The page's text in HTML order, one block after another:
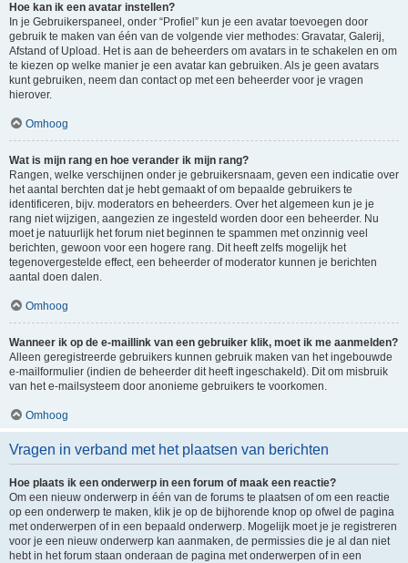
Hoe kan ik een avatar instellen?
In je Gebruikerspaneel, onder “Profiel” kun je een avatar toevoegen door
gebruik te maken van één van de volgende vier methodes: Gravatar, Galerij,
Afstand of Upload. Het is aan de beheerders om avatars in te schakelen en om
te kiezen op welke manier je een avatar kan gebruiken. Als je geen avatars
kunt gebruiken, neem dan contact op met een beheerder voor je vragen
hierover.
Omhoog
Wat is mijn rang en hoe verander ik mijn rang?
Rangen, welke verschijnen onder je gebruikersnaam, geven een indicatie over
het aantal berchten dat je hebt gemaakt of om bepaalde gebruikers te
identificeren, bijv. moderators en beheerders. Over het algemeen kun je je
rang niet wijzigen, aangezien ze ingesteld worden door een beheerder. Nu
moet je natuurlijk het forum niet beginnen te spammen met onzinnig veel
berichten, gewoon voor een hogere rang. Dit heeft zelfs mogelijk het
tegenovergestelde effect, een beheerder of moderator kunnen je berichten
aantal doen dalen.
Omhoog
Wanneer ik op de e-maillink van een gebruiker klik, moet ik me aanmelden?
Alleen geregistreerde gebruikers kunnen gebruik maken van het ingebouwde
e-mailformulier (indien de beheerder dit heeft ingeschakeld). Dit om misbruik
van het e-mailsysteem door anonieme gebruikers te voorkomen.
Omhoog
Vragen in verband met het plaatsen van berichten
Hoe plaats ik een onderwerp in een forum of maak een reactie?
Om een nieuw onderwerp in één van de forums te plaatsen of om een reactie
op een onderwerp te maken, klik je op de bijhorende knop op ofwel de pagina
met onderwerpen of in een bepaald onderwerp. Mogelijk moet je je registreren
voor je een nieuw onderwerp kan aanmaken, de permissies die je al dan niet
hebt in het forum staan onderaan de pagina met onderwerpen of in een